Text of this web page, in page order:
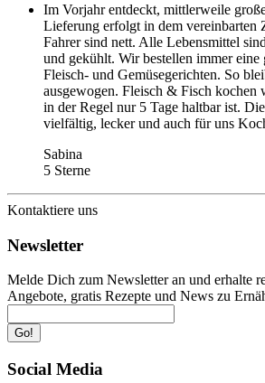
Im Vorjahr entdeckt, mittlerweile
Lieferung erfolgt in dem vereinbarten
Fahrer sind nett. Alle Lebensmittel
und gekühlt. Wir bestellen immer eine
Fleisch- und Gemüsegerichten. So
ausgewogen. Fleisch & Fisch kochen
in der Regel nur 5 Tage haltbar ist.
vielfältig, lecker und auch für uns
Sabina
5 Sterne
Kontaktiere uns
Newsletter
Melde Dich zum Newsletter an und erhalte
Angebote, gratis Rezepte und News zu
Go!
Social Media